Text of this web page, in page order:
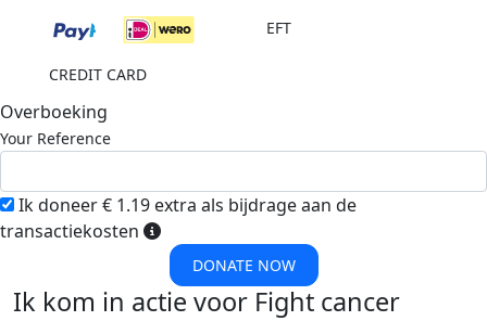
EFT
CREDIT CARD
Overboeking
Your Reference
Ik doneer € 1.19 extra als bijdrage aan de
transactiekosten
DONATE NOW
Ik kom in actie voor Fight cancer